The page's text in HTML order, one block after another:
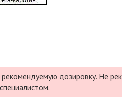
дозировку. Не